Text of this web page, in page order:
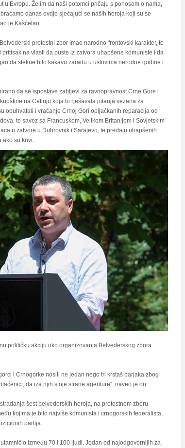
u Evropu. Želim da naši potomci pričaju s ponosom o nama,
danas ovdje sjećajući se naših heroja koji su se
je Kašćelan.
protestni zbor imao narodno-frontovski karakter, te
na vlasti da puste iz zatvora uhapšene komuniste i da
da stekne bilo kakavu zaradu u uslovima nerodne godine i
da se ispostave zahtjevi za ravnopravnost Crne Gore i
na Cetinju koja bi rješavala pitanja vezana za
obuhvatali i vraćanje Crnoj Gori opljačkanih reparacija od
te savez sa Francuskom, Velikom Britanijom i Sovjetskim
u zatvore u Dubrovnik i Sarajevo, te predaju uhapšenih
ako su krivi.
političku akciju oko organizovanja Belvederskog zbora
i Crnogorke nosili ne jedan nego tri krstaš barjaka zbog
da iza njih stoje strane agenture“, naveo je on.
šest belvederskih heroja, na protestnom zboru
kojima je bilo najviše komunista i crnogorskih federalista,
partija.
između 70 i 100 ljudi. Jedan od najodgovornijih za